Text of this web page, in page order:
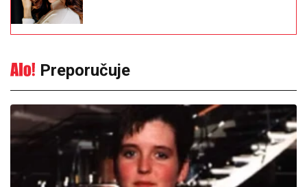
Preporučuje